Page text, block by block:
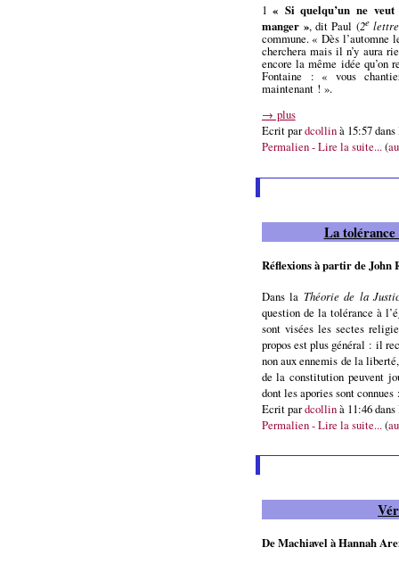
1« Si quelqu’un ne
manger », dit Paul (2e
commune. « Dès l’automne
cherchera mais il n’y aura
encore la même idée qu’on
Fontaine : « vous
maintenant ! ».
→ plus
Ecrit pardcollinà 15:57 dans
Permalien - Lire la suite...(
La
Réflexions à partir de John
Dans la Théorie de la
question de la tolérance à
sont visées les sectes
propos est plus général : il
non aux ennemis de la
de la constitution peuvent
dont les apories sont connues
Ecrit pardcollinà 11:46 dans
Permalien - Lire la suite... (
De Machiavel à Hannah